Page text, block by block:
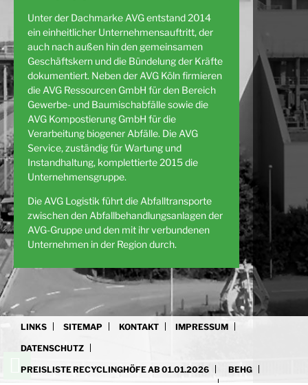
Unter der Dachmarke AVG entstand 2014
ein einheitlicher Unternehmensauftritt, der
auch nach außen hin den gemeinsamen
Geschäftskern und die Bündelung der Kräfte
dokumentiert. Neben der AVG Köln firmieren
die AVG Ressourcen GmbH für den Bereich
Gewerbe- und Baumischabfälle sowie die
AVG Kompostierung GmbH für die
Verarbeitung biogener Abfälle. Die AVG
Service, zuständig für Wartung und
Instandhaltung, komplettierte 2015 die
Unternehmensgruppe.
Die AVG Logistik führt die Abfalltransporte
zwischen den Abfallbehandlungsanlagen der
AVG-Gruppe und den mit ihr verbundenen
Unternehmen in der Region durch.
LINKS SITEMAP KONTAKT IMPRESSUM
DATENSCHUTZ
PREISLISTE RECYCLINGHÖFE AB 01.01.2026 BEHG